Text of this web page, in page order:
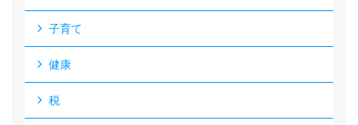
子育て
健康
税